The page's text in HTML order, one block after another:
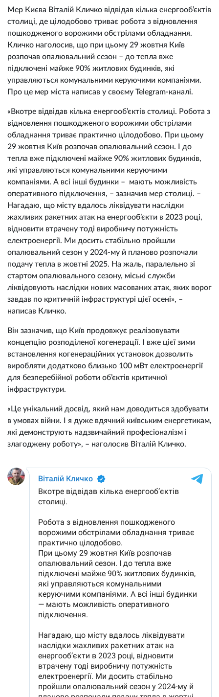
Мер Києва Віталій Кличко відвідав кілька енергооб’єктів
столиці, де цілодобово триває робота з відновлення
пошкодженого ворожими обстрілами обладнання.
Кличко наголосив, що при цьому 29 жовтня Київ
розпочав опалювальний сезон – до тепла вже
підключені майже 90% житлових будинків, які
управляються комунальними керуючими компаніями.
Про це мер міста написав у своєму Telegram-каналі.
«Вкотре відвідав кілька енергооб’єктів столиці. Робота з
відновлення пошкодженого ворожими обстрілами
обладнання триває практично цілодобово. При цьому
29 жовтня Київ розпочав опалювальний сезон. І до
тепла вже підключені майже 90% житлових будинків,
які управляються комунальними керуючими
компаніями. А всі інші будинки – мають можливість
оперативного підключення, – зазначив мер столиці. –
Нагадаю, що місту вдалось ліквідувати наслідки
жахливих ракетних атак на енергооб’єкти в 2023 році,
відновити втрачену тоді виробничу потужність
електроенергії. Ми досить стабільно пройшли
опалювальний сезон у 2024-му й планово розпочали
подачу тепла в жовтні 2025. На жаль, паралельно зі
стартом опалювального сезону, міські служби
ліквідовують наслідки нових масованих атак, яких ворог
завдав по критичній інфраструктурі цієї осені», –
написав Кличко.
Він зазначив, що Київ продовжує реалізовувати
концепцію розподіленої когенерації. І вже цієї зими
встановлення когенераційних установок дозволить
виробляти додатково близько 100 мВт електроенергії
для безперебійної роботи об’єктів критичної
інфраструктури.
«Це унікальний досвід, який нам доводиться здобувати
в умовах війни. І я дуже вдячний київським енергетикам,
які демонструють надзвичайний професіоналізм і
злагоджену роботу», – наголосив Віталій Кличко.